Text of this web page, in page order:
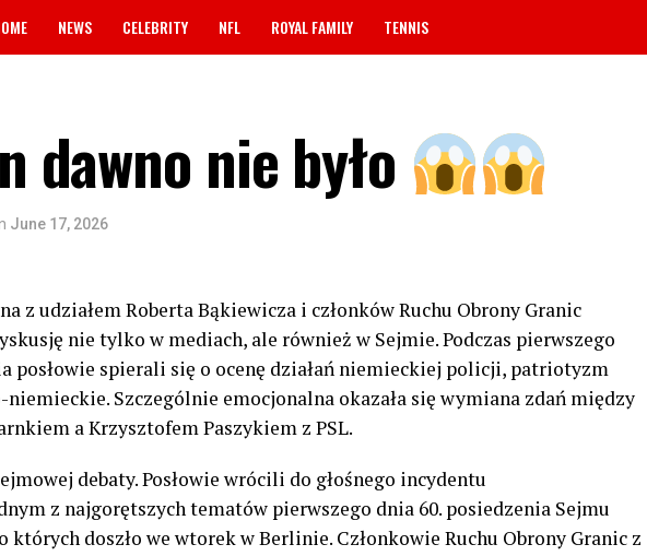
NEWS CELEBRITY NFL ROYAL FAMILY TENNIS
dawno nie było
June 17, 2026
z udziałem Roberta Bąkiewicza i członków Ruchu Obrony Granic
nie tylko w mediach, ale również w Sejmie. Podczas pierwszego
posłowie spierali się o ocenę działań niemieckiej policji, patriotyzm
Szczególnie emocjonalna okazała się wymiana zdań między
a Krzysztofem Paszykiem z PSL.
debaty. Posłowie wrócili do głośnego incydentu
z najgorętszych tematów pierwszego dnia 60. posiedzenia Sejmu
których doszło we wtorek w Berlinie. Członkowie Ruchu Obrony Granic z